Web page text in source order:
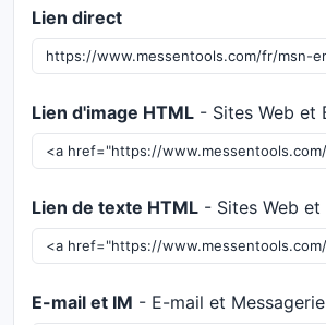
Lien direct
Lien d'image HTML - Sites Web et
Lien de texte HTML - Sites Web et
E-mail et IM - E-mail et Messagerie